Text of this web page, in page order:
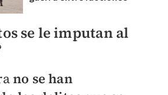
se le imputan al
no se han